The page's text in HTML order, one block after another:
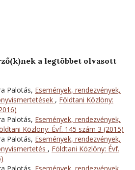
a legtöbbet olvasott
Palotás, Események, rendezvények,
, Földtani Közlöny:
Palotás, Események, rendezvények,
Közlöny: Évf. 145 szám 3 (2015)
Palotás, Események, rendezvények,
, Földtani Közlöny: Évf.
Palotás, Események, rendezvények,